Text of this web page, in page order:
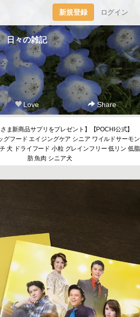
新規登録 ログイン
日々の雑記
Love Share
さま新商品サプリをプレゼント】【POCHI公式】
グフード エイジングケア シニア ワイルドサーモン
犬 ドライフード 小粒 グレインフリー 低リン 低脂
肪 魚肉 シニア犬